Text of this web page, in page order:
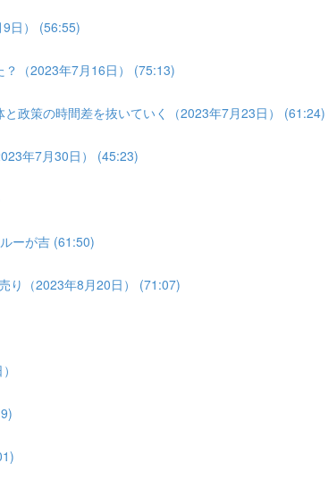
日） (56:55)
？（2023年7月16日） (75:13)
政策の時間差を抜いていく（2023年7月23日） (61:24)
年7月30日） (45:23)
ーが吉 (61:50)
り（2023年8月20日） (71:07)